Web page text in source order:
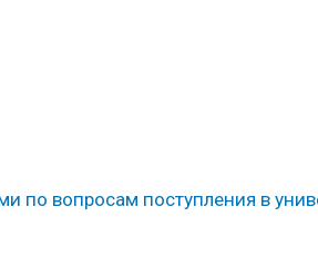
по вопросам поступления в